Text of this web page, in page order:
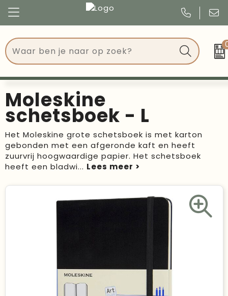
Tassen
Drinkwaren
Events
Give Aways
Kantoorartikelen
Made in Europe
Congres
Events
Kerst
Verjaardagen
Voetbal, EK en WK
Moleskine
schetsboek - L
Het Moleskine grote schetsboek is met karton
gebonden met een afgeronde kaft en heeft
zuurvrij hoogwaardige papier. Het schetsboek
heeft een bladwi...